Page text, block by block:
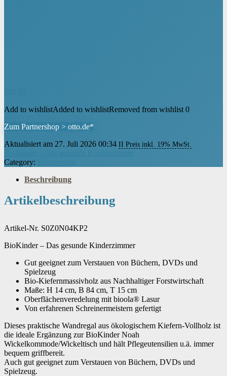
Add to wishlistAdded to wishlistRemoved from wishlist 0
Zum Partnershop > otto.de*
Aktualisiert am 27. Juli 2026 00:34 II Preis inkl. 19% MwSt.
Category:
Beschreibung
Artikelbeschreibung
Artikel-Nr. S0Z0N04KP2
BioKinder – Das gesunde Kinderzimmer
Gut geeignet zum Verstauen von Büchern, DVDs und
Spielzeug
Bio-Kiefernmassivholz aus Nachhaltiger Forstwirtschaft
Maße: H 14 cm, B 84 cm, T 15 cm
Oberflächenveredelung mit bioola® Lasur
Von erfahrenen Schreinermeistern gefertigt
Dieses praktische Wandregal aus ökologischem Kiefern-Vollholz ist
die ideale Ergänzung zur BioKinder Noah
Wickelkommode/Wickeltisch und hält Pflegeutensilien u.ä. immer
bequem griffbereit.
Auch gut geeignet zum Verstauen von Büchern, DVDs und
Spielzeug.